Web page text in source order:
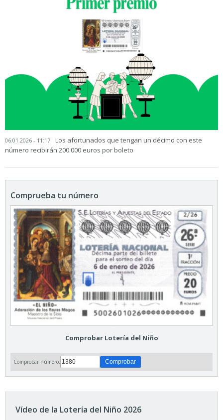
06.01.2026 - 11:17
Los afortunados que tengan un décimo con este
número recibirán 200.000 euros por boleto
Comprueba tu número
Comprobar Lotería del Niño
Comprobar número:
Vídeo de la Lotería del Niño 2026